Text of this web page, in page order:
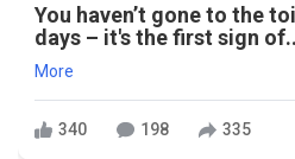
You haven’t gone to the
days – it's the first sign
More
340 198 335